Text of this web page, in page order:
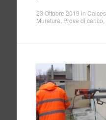
23 Ottobre 2019 in
Muratura Prove di carico